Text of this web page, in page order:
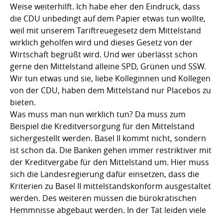
Weise weiterhilft. Ich habe eher den Eindruck, dass
die CDU unbedingt auf dem Papier etwas tun wollte,
weil mit unserem Tariftreuegesetz dem Mittelstand
wirklich geholfen wird und dieses Gesetz von der
Wirtschaft begrüßt wird. Und wer überlässt schon
gerne den Mittelstand alleine SPD, Grünen und SSW.
Wir tun etwas und sie, liebe Kolleginnen und Kollegen
von der CDU, haben dem Mittelstand nur Placebos zu
bieten.
Was muss man nun wirklich tun? Da muss zum
Beispiel die Kreditversorgung für den Mittelstand
sichergestellt werden. Basel II kommt nicht, sondern
ist schon da. Die Banken gehen immer restriktiver mit
der Kreditvergabe für den Mittelstand um. Hier muss
sich die Landesregierung dafür einsetzen, dass die
Kriterien zu Basel II mittelstandskonform ausgestaltet
werden. Des weiteren müssen die bürokratischen
Hemmnisse abgebaut werden. In der Tat leiden viele